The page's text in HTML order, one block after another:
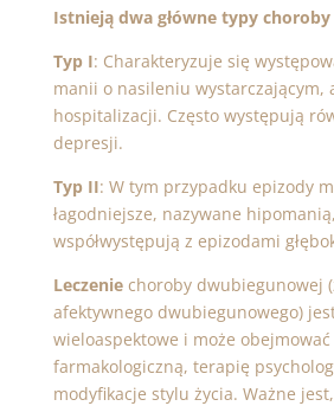
Istnieją dwa główne typy
Typ I: Charakteryzuje się
manii o nasileniu wystarczającym,
hospitalizacji. Często występują
depresji.
Typ II: W tym przypadku epizody
łagodniejsze, nazywane
współwystępują z epizodami
Leczeniechoroby dwubiegunowej
afektywnego dwubiegunowego)
wieloaspektowe i może
farmakologiczną, terapię
modyfikacje stylu życia. Ważne